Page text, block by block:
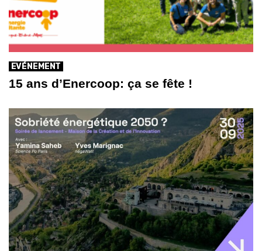
EVÉNEMENT
15 ans d’Enercoop: ça se fête !